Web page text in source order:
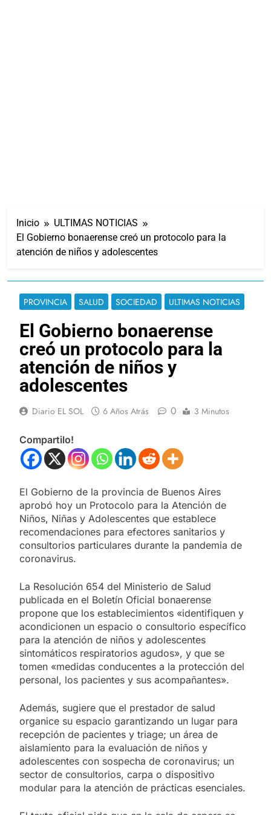
Inicio
ULTIMAS NOTICIAS
El Gobierno bonaerense creó un protocolo para la
atención de niños y adolescentes
PROVINCIA SALUD SOCIEDAD ULTIMAS NOTICIAS
El Gobierno bonaerense
creó un protocolo para la
atención de niños y
adolescentes
Diario EL SOL 6 Años Atrás 0 3 Minutos
Compartilo!
El Gobierno de la provincia de Buenos Aires
aprobó hoy un Protocolo para la Atención de
Niños, Niñas y Adolescentes que establece
recomendaciones para efectores sanitarios y
consultorios particulares durante la pandemia de
coronavirus.
La Resolución 654 del Ministerio de Salud
publicada en el Boletín Oficial bonaerense
propone que los establecimientos «identifiquen y
acondicionen un espacio o consultorio específico
para la atención de niños y adolescentes
sintomáticos respiratorios agudos», y que se
tomen «medidas conducentes a la protección del
personal, los pacientes y sus acompañantes».
Además, sugiere que el prestador de salud
organice su espacio garantizando un lugar para
recepción de pacientes y triage; un área de
aislamiento para la evaluación de niños y
adolescentes con sospecha de coronavirus; un
sector de consultorios, carpa o dispositivo
modular para la atención de prácticas esenciales.